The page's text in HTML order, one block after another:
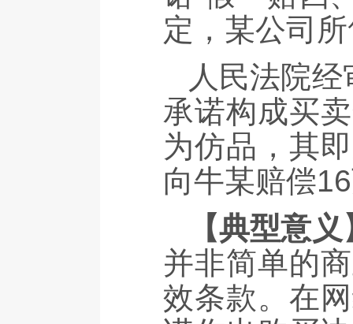
定，某公司
人民法院
承诺构成买
为仿品，其
向牛某赔偿
【典型意义
并非简单的
效条款。在